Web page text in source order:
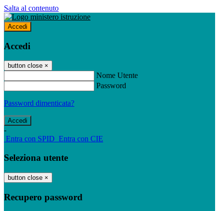
Salta al contenuto
Accedi
Accedi
button close ×
Nome Utente
Password
Password dimenticata?
-
Entra con SPID Entra con CIE
Seleziona utente
button close ×
Recupero password